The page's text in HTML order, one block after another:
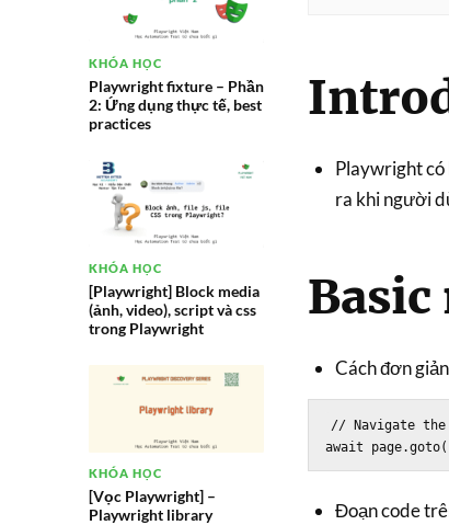
KHÓA HỌC
Playwright fixture – Phần
2: Ứng dụng thực tế, best
practices
KHÓA HỌC
[Playwright] Block media
(ảnh, video), script và css
trong Playwright
KHÓA HỌC
[Vọc Playwright] –
Playwright library
Playwright có
ra khi người
Cách đơn
// Navigate the
Đoạn code